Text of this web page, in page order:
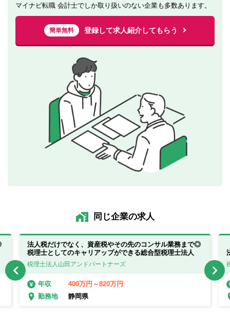
マイナビ転職 会計士でしか取り扱いのない企業も多数あります。
簡単無料 登録して求人紹介してもらう
同じ企業の求人
法人税だけでなく、資産税やその先のコンサル業務まで◎
税理士としてのキャリアップができる総合型税理士法人
税理士法人山田アンドパートナーズ
年収
400万円～820万円
勤務地
静岡県